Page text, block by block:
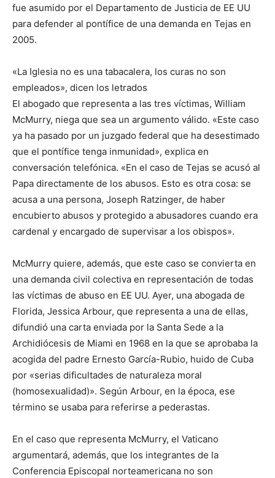
fue asumido por el Departamento de Justicia de EE UU
para defender al pontífice de una demanda en Tejas en
2005.
«La Iglesia no es una tabacalera, los curas no son
empleados», dicen los letrados
El abogado que representa a las tres víctimas, William
McMurry, niega que sea un argumento válido. «Este caso
ya ha pasado por un juzgado federal que ha desestimado
que el pontífice tenga inmunidad», explica en
conversación telefónica. «En el caso de Tejas se acusó al
Papa directamente de los abusos. Esto es otra cosa: se
acusa a una persona, Joseph Ratzinger, de haber
encubierto abusos y protegido a abusadores cuando era
cardenal y encargado de supervisar a los obispos».
McMurry quiere, además, que este caso se convierta en
una demanda civil colectiva en representación de todas
las víctimas de abuso en EE UU. Ayer, una abogada de
Florida, Jessica Arbour, que representa a una de ellas,
difundió una carta enviada por la Santa Sede a la
Archidiócesis de Miami en 1968 en la que se aprobaba la
acogida del padre Ernesto García-Rubio, huido de Cuba
por «serias dificultades de naturaleza moral
(homosexualidad)». Según Arbour, en la época, ese
término se usaba para referirse a pederastas.
En el caso que representa McMurry, el Vaticano
argumentará, además, que los integrantes de la
Conferencia Episcopal norteamericana no son